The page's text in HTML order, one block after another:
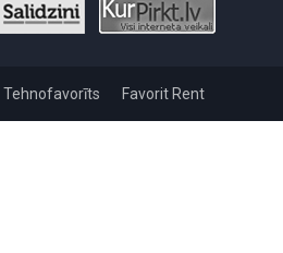
Tehnofavorīts Favorit Rent